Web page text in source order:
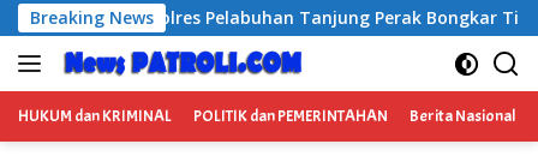
Langsung
ke
konten
Breaking News
Perak Bongkar Tiga Jaringan Narkoba, Empat
HUKUM dan KRIMINAL POLITIK dan PEMERINTAHAN Berita Nasional